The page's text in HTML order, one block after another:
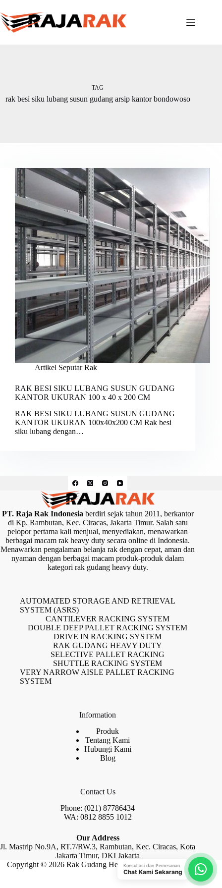
to
content
TAG
rak besi siku lubang susun gudang arsip kantor bondowoso
Artikel Seputar Rak
RAK BESI SIKU LUBANG SUSUN GUDANG
KANTOR UKURAN 100 x 40 x 200 CM
RAK BESI SIKU LUBANG SUSUN GUDANG
KANTOR UKURAN 100x40x200 CM Rak besi
siku lubang dengan…
PT. Raja Rak Indonesiaberdiri sejak tahun 2011, berkantor
di Kp. Rambutan, Kec. Ciracas, Jakarta Timur. Salah satu
pelopor pertama kali menjual, menyediakan, menawarkan
berbagai macam rak heavy duty secara online di Indonesia.
Menawarkan pengalaman belanja rak dengan cepat, aman dan
nyaman dengan berbagai macam produk-produk dalam
kategori rak gudang heavy duty.
AUTOMATED STORAGE AND RETRIEVAL
SYSTEM (ASRS)
CANTILEVER RACKING SYSTEM
DOUBLE DEEP PALLET RACKING SYSTEM
DRIVE IN RACKING SYSTEM
RAK GUDANG HEAVY DUTY
SELECTIVE PALLET RACKING
SHUTTLE RACKING SYSTEM
VERY NARROW AISLE PALLET RACKING
SYSTEM
Information
Produk
Tentang Kami
Hubungi Kami
Blog
Contact Us
Phone: (021) 87786434
WA: 0812 8855 1012
Our Address
Jl. Mastrip No.9A, RT.7/RW.3, Rambutan, Kec. Ciracas, Kota
Jakarta Timur, DKI Jakarta
Copyright © 2026 Rak Gudang Heayy Duty by Raja Rak
Konsultasi dan Pemesanan
Chat Kami Sekarang